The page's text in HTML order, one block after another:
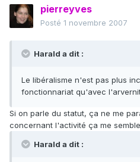
pierreyves
Posté 1 novembre 2007
Harald a dit :
Le libéralisme n'est pas plus
fonctionnariat qu'avec
Si on parle du statut, ça ne me
concernant l'activité ça me
Harald a dit :